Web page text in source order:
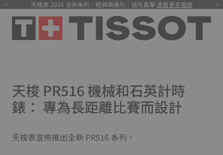
天梭表 2026 全新系列，經典再進化｜搶先直擊 查看更多靈感
天梭 PR516 機械和石英計時
錶： 專為長距離比賽而設計
天梭表宣佈推出全新 PR516 系列。